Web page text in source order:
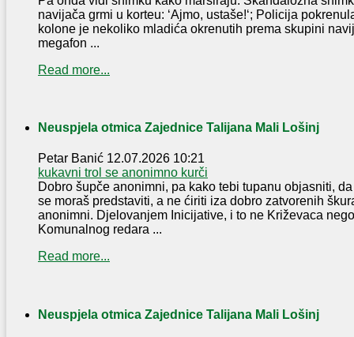
navijača grmi u korteu: ‘Ajmo, ustaše!‘; Policija
kolone je nekoliko mladića okrenutih prema skupini
megafon ...
Read more...
Neuspjela otmica Zajednice Talijana Mali Lošinj
Petar Banić 12.07.2026 10:21
kukavni trol se anonimno kurči
Dobro šupče anonimni, pa kako tebi tupanu objasniti,
se moraš predstaviti, a ne ćiriti iza dobro zatvorenih
anonimni. Djelovanjem Inicijative, i to ne Križevaca
Komunalnog redara ...
Read more...
Neuspjela otmica Zajednice Talijana Mali Lošinj